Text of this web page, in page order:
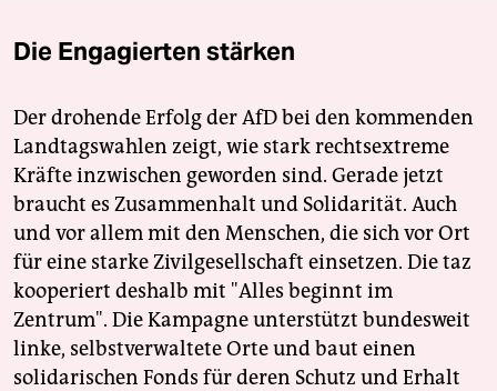
Die Engagierten stärken
Der drohende Erfolg der AfD bei den kommenden
Landtagswahlen zeigt, wie stark rechtsextreme
Kräfte inzwischen geworden sind. Gerade jetzt
braucht es Zusammenhalt und Solidarität. Auch
und vor allem mit den Menschen, die sich vor Ort
für eine starke Zivilgesellschaft einsetzen. Die taz
kooperiert deshalb mit "Alles beginnt im
Zentrum". Die Kampagne unterstützt bundesweit
linke, selbstverwaltete Orte und baut einen
solidarischen Fonds für deren Schutz und Erhalt